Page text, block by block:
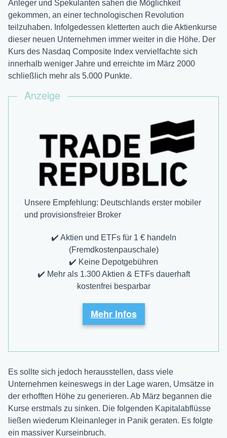
Anleger und Spekulanten sahen die Möglichkeit
gekommen, an einer technologischen Revolution
teilzuhaben. Infolgedessen kletterten auch die Aktienkurse
dieser neuen Unternehmen immer weiter in die Höhe. Der
Kurs des Nasdaq Composite Index vervielfachte sich
innerhalb weniger Jahre und erreichte im März 2000
schließlich mehr als 5.000 Punkte.
Anzeige
Unsere Empfehlung: Deutschlands erster mobiler
und provisions­freier Broker
✔️ Aktien und ETFs für 1 € handeln
(Fremdkostenpauschale)
✔️ Keine Depotgebühren
✔️ Mehr als 1.300 Aktien & ETFs dauerhaft
kostenfrei besparbar
Mehr Infos
Es sollte sich jedoch herausstellen, dass viele
Unternehmen keineswegs in der Lage waren, Umsätze in
der erhofften Höhe zu generieren. Ab März begannen die
Kurse erstmals zu sinken. Die folgenden Kapitalabflüsse
ließen wiederum Kleinanleger in Panik geraten. Es folgte
ein massiver Kurseinbruch.